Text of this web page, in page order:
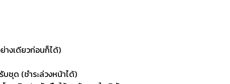
ย่างเดียวก่อนก็ได้)
ชุด (ชำระล่วงหน้าได้)